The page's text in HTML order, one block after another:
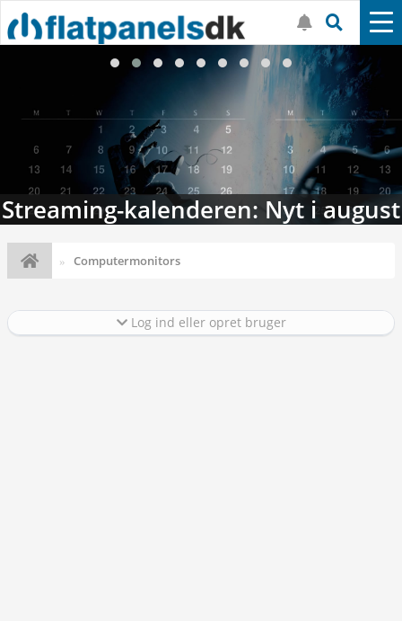
Streaming-kalenderen: Nyt i august
Computermonitors
Log ind eller opret bruger